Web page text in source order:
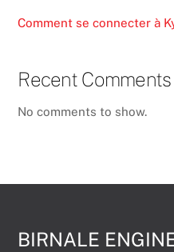
Comment se connecter à
Recent Comments
No comments to show.
BIRNALE